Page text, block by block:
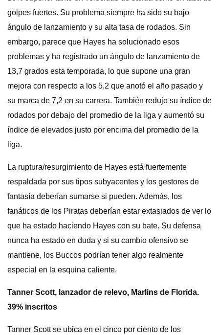
golpes fuertes. Su problema siempre ha sido su bajo
ángulo de lanzamiento y su alta tasa de rodados. Sin
embargo, parece que Hayes ha solucionado esos
problemas y ha registrado un ángulo de lanzamiento de
13,7 grados esta temporada, lo que supone una gran
mejora con respecto a los 5,2 que anotó el año pasado y
su marca de 7,2 en su carrera. También redujo su índice de
rodados por debajo del promedio de la liga y aumentó su
índice de elevados justo por encima del promedio de la
liga.
La ruptura/resurgimiento de Hayes está fuertemente
respaldada por sus tipos subyacentes y los gestores de
fantasía deberían sumarse si pueden. Además, los
fanáticos de los Piratas deberían estar extasiados de ver lo
que ha estado haciendo Hayes con su bate. Su defensa
nunca ha estado en duda y si su cambio ofensivo se
mantiene, los Buccos podrían tener algo realmente
especial en la esquina caliente.
Tanner Scott, lanzador de relevo, Marlins de Florida.
39% inscritos
Tanner Scott se ubica en el cinco por ciento de los